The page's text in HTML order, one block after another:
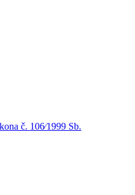
č. 106⁄1999 Sb.